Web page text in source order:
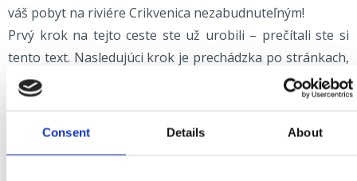
Consent Details About
váš pobyt na riviére Crikvenica nezabudnuteľným!
Prvý krok na tejto ceste ste už urobili – prečítali ste si
tento text. Nasledujúci krok je prechádzka po stránkach,
kde Vám prinášame detaily a ukážeme kam odísť, kde
prespať, kde sa najesť a zabávať, ako si kvalitne
oddýchnuť a ešte oveľa viac.